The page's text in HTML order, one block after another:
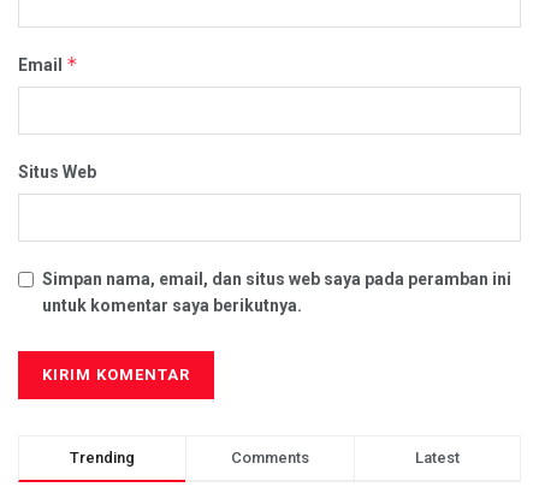
Email *
Situs Web
Simpan nama, email, dan situs web saya pada peramban ini
untuk komentar saya berikutnya.
Trending Comments Latest